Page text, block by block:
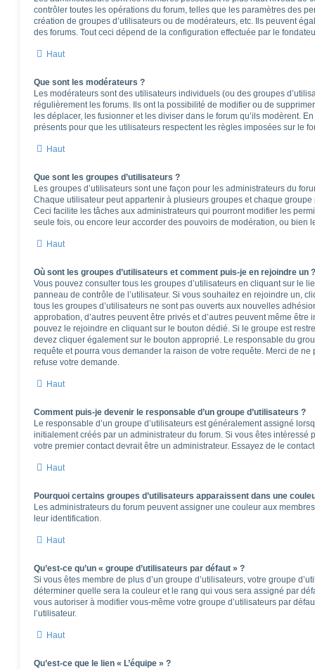
contrôler toutes les opérations du forum, telles que les paramètres des
création de groupes d’utilisateurs ou de modérateurs, etc. Ils peuvent
des forums. Tout ceci dépend de la configuration effectuée par le
Haut
Que sont les modérateurs ?
Les modérateurs sont des utilisateurs individuels (ou des groupes
régulièrement les forums. Ils ont la possibilité de modifier ou de
les déplacer, les fusionner et les diviser dans le forum qu’ils modèrent.
présents pour que les utilisateurs respectent les règles imposées sur le
Haut
Que sont les groupes d’utilisateurs ?
Les groupes d’utilisateurs sont une façon pour les administrateurs du
Chaque utilisateur peut appartenir à plusieurs groupes et chaque
Ceci facilite les tâches aux administrateurs qui pourront modifier les
seule fois, ou encore leur accorder des pouvoirs de modération, ou bien
Haut
Où sont les groupes d’utilisateurs et comment puis-je en rejoindre un ?
Vous pouvez consulter tous les groupes d’utilisateurs en cliquant sur le
panneau de contrôle de l’utilisateur. Si vous souhaitez en rejoindre un,
tous les groupes d’utilisateurs ne sont pas ouverts aux nouvelles
approbation, d’autres peuvent être privés et d’autres peuvent même
pouvez le rejoindre en cliquant sur le bouton dédié. Si le groupe est
devez cliquer également sur le bouton approprié. Le responsable du
requête et pourra vous demander la raison de votre requête. Merci de
refuse votre demande.
Haut
Comment puis-je devenir le responsable d’un groupe d’utilisateurs ?
Le responsable d’un groupe d’utilisateurs est généralement assigné
initialement créés par un administrateur du forum. Si vous êtes intéressé
votre premier contact devrait être un administrateur. Essayez de le
Haut
Pourquoi certains groupes d’utilisateurs apparaissent dans une
Les administrateurs du forum peuvent assigner une couleur aux
leur identification.
Haut
Qu’est-ce qu’un « groupe d’utilisateurs par défaut » ?
Si vous êtes membre de plus d’un groupe d’utilisateurs, votre groupe
déterminer quelle sera la couleur et le rang qui vous sera assigné par
vous autoriser à modifier vous-même votre groupe d’utilisateurs par
l’utilisateur.
Haut
Qu’est-ce que le lien « L’équipe » ?